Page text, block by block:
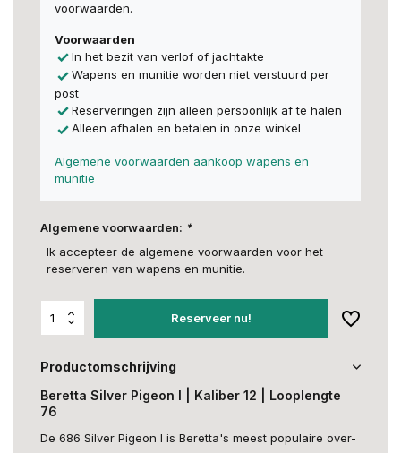
voorwaarden.
Voorwaarden
In het bezit van verlof of jachtakte
Wapens en munitie worden niet verstuurd per
post
Reserveringen zijn alleen persoonlijk af te halen
Alleen afhalen en betalen in onze winkel
Algemene voorwaarden aankoop wapens en
munitie
Algemene voorwaarden: *
Ik accepteer de algemene voorwaarden voor het
reserveren van wapens en munitie.
Reserveer nu!
Productomschrijving
Beretta Silver Pigeon I | Kaliber 12 | Looplengte
76
De 686 Silver Pigeon I is Beretta's meest populaire over-